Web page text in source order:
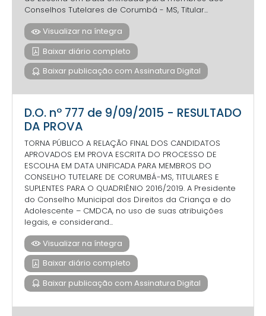
Conselhos Tutelares de Corumbá - MS, Titular...
Visualizar na íntegra
Baixar diário completo
Baixar publicação com Assinatura Digital
D.O. nº 777 de 9/09/2015 - RESULTADO
DA PROVA
TORNA PÚBLICO A RELAÇÃO FINAL DOS CANDIDATOS
APROVADOS EM PROVA ESCRITA DO PROCESSO DE
ESCOLHA EM DATA UNIFICADA PARA MEMBROS DO
CONSELHO TUTELARE DE CORUMBÁ-MS, TITULARES E
SUPLENTES PARA O QUADRIÊNIO 2016/2019. A Presidente
do Conselho Municipal dos Direitos da Criança e do
Adolescente – CMDCA, no uso de suas atribuições
legais, e considerand...
Visualizar na íntegra
Baixar diário completo
Baixar publicação com Assinatura Digital